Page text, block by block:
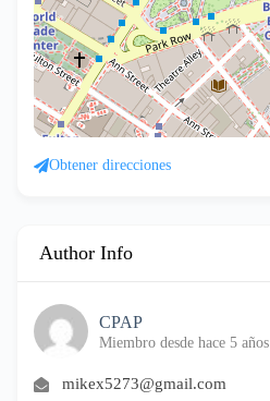
Obtener direcciones
Author Info
CPAP
Miembro desde hace 5 años
mikex5273@gmail.com